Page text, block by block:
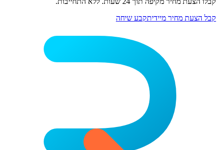
קבל הצעת מחיר מיידיתקבע שיחה